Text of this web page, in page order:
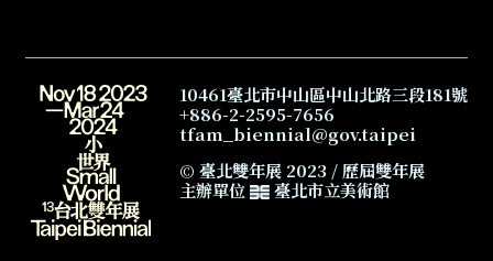
10461臺北市中山區中山北路三段181號
+886-2-2595-7656
tfam_biennial@gov.taipei
© 臺北雙年展 2023 /歷屆雙年展
主辦單位
臺北市立美術館